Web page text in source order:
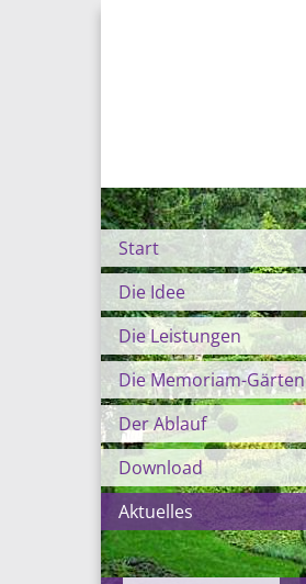
Start
Die Idee
Die Leistungen
Die Memoriam-Gärten
Der Ablauf
Download
Aktuelles